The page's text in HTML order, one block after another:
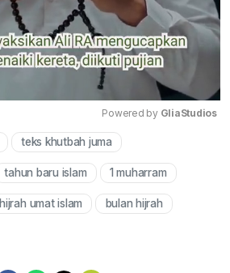
Powered by GliaStudios
teks khutbah juma
tahun baru islam 1 muharram
hijrah umat islam bulan hijrah